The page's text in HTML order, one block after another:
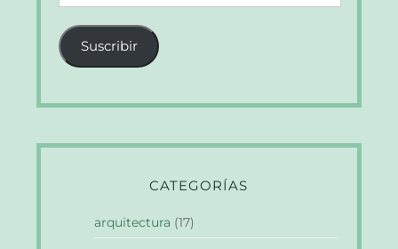
de
correo
electrónico
Suscribir
CATEGORÍAS
arquitectura (17)